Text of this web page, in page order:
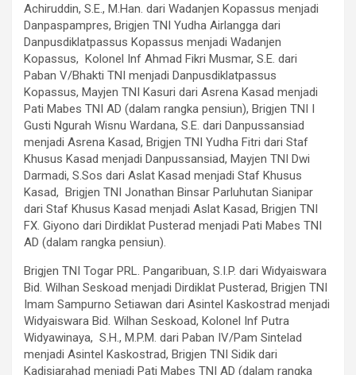
Achiruddin, S.E., M.Han. dari Wadanjen Kopassus menjadi
Danpaspampres, Brigjen TNI Yudha Airlangga dari
Danpusdiklatpassus Kopassus menjadi Wadanjen
Kopassus, Kolonel Inf Ahmad Fikri Musmar, S.E. dari
Paban V/Bhakti TNI menjadi Danpusdiklatpassus
Kopassus, Mayjen TNI Kasuri dari Asrena Kasad menjadi
Pati Mabes TNI AD (dalam rangka pensiun), Brigjen TNI I
Gusti Ngurah Wisnu Wardana, S.E. dari Danpussansiad
menjadi Asrena Kasad, Brigjen TNI Yudha Fitri dari Staf
Khusus Kasad menjadi Danpussansiad, Mayjen TNI Dwi
Darmadi, S.Sos dari Aslat Kasad menjadi Staf Khusus
Kasad, Brigjen TNI Jonathan Binsar Parluhutan Sianipar
dari Staf Khusus Kasad menjadi Aslat Kasad, Brigjen TNI
FX. Giyono dari Dirdiklat Pusterad menjadi Pati Mabes TNI
AD (dalam rangka pensiun).
Brigjen TNI Togar PRL. Pangaribuan, S.I.P. dari Widyaiswara
Bid. Wilhan Seskoad menjadi Dirdiklat Pusterad, Brigjen TNI
Imam Sampurno Setiawan dari Asintel Kaskostrad menjadi
Widyaiswara Bid. Wilhan Seskoad, Kolonel Inf Putra
Widyawinaya, S.H., M.P.M. dari Paban IV/Pam Sintelad
menjadi Asintel Kaskostrad, Brigjen TNI Sidik dari
Kadisjarahad menjadi Pati Mabes TNI AD (dalam rangka